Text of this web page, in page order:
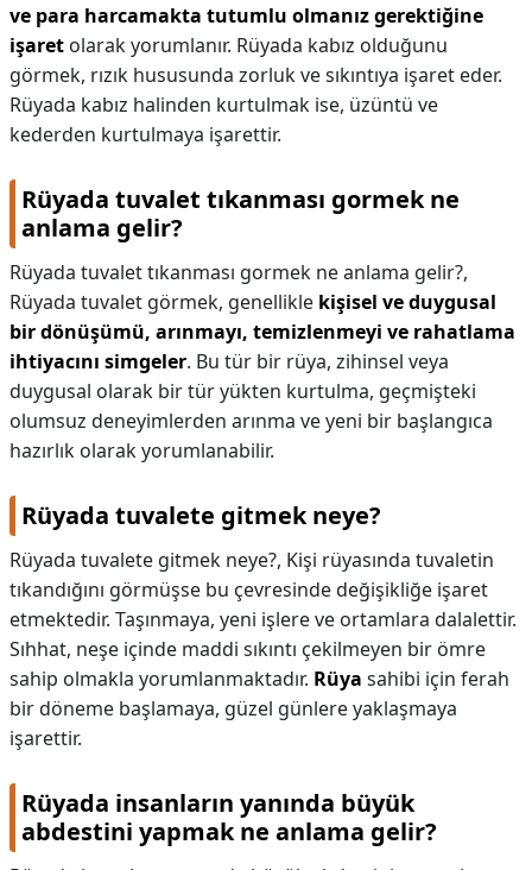
ve para harcamakta tutumlu olmanız gerektiğine
işaret olarak yorumlanır. Rüyada kabız olduğunu
görmek, rızık hususunda zorluk ve sıkıntıya işaret eder.
Rüyada kabız halinden kurtulmak ise, üzüntü ve
kederden kurtulmaya işarettir.
Rüyada tuvalet tıkanması gormek ne
anlama gelir?
Rüyada tuvalet tıkanması gormek ne anlama gelir?,
Rüyada tuvalet görmek, genellikle kişisel ve duygusal
bir dönüşümü, arınmayı, temizlenmeyi ve rahatlama
ihtiyacını simgeler. Bu tür bir rüya, zihinsel veya
duygusal olarak bir tür yükten kurtulma, geçmişteki
olumsuz deneyimlerden arınma ve yeni bir başlangıca
hazırlık olarak yorumlanabilir.
Rüyada tuvalete gitmek neye?
Rüyada tuvalete gitmek neye?, Kişi rüyasında tuvaletin
tıkandığını görmüşse bu çevresinde değişikliğe işaret
etmektedir. Taşınmaya, yeni işlere ve ortamlara dalalettir.
Sıhhat, neşe içinde maddi sıkıntı çekilmeyen bir ömre
sahip olmakla yorumlanmaktadır. Rüya sahibi için ferah
bir döneme başlamaya, güzel günlere yaklaşmaya
işarettir.
Rüyada insanların yanında büyük
abdestini yapmak ne anlama gelir?